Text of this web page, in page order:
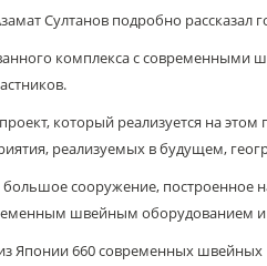
Султанов подробно рассказал
комплекса с современными
который реализуется на
реализуемых в будущем,
сооружение, построенное
швейным оборудованием
Японии 660 современных